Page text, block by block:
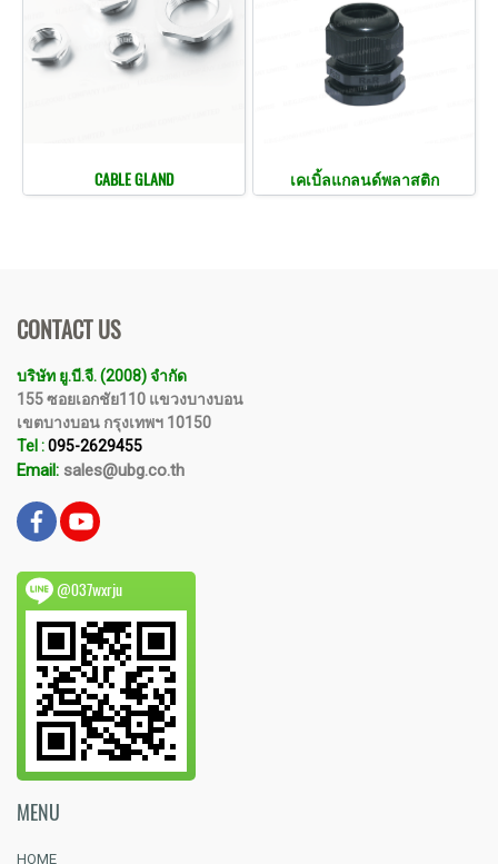
CABLE GLAND เคเบิ้ลแกลนด์พลาสติก
CONTACT US
บริษัท ยู.บี.จี. (2008) จำกัด
155 ซอยเอกชัย110 แขวงบางบอน
เขตบางบอน กรุงเทพฯ 10150
Tel :095-2629455
Email: sales@ubg.co.th
@037wxrju
MENU
HOME